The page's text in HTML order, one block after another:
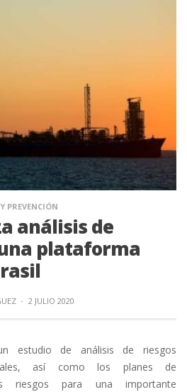
PREVENCIÓN
análisis de
plataforma
· 2 JULIO 2020
estudio de análisis de riesgos
así como los planes de
riesgos para una importante